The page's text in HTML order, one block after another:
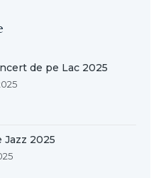
de pe Lac 2025
Jazz 2025